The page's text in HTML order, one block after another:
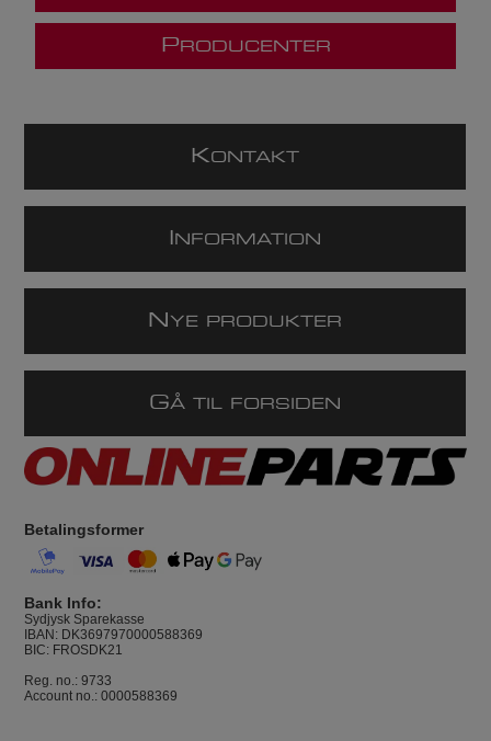
P RODUCENTER
KONTAKT
NFORMATION
N YE PRODUKTER
GÅ TIL FORSIDEN
Betalingsformer
Bank Info:
Sydjysk Sparekasse
IBAN: DK3697970000588369
BIC: FROSDK21
Reg. no.: 9733
Account no.: 0000588369